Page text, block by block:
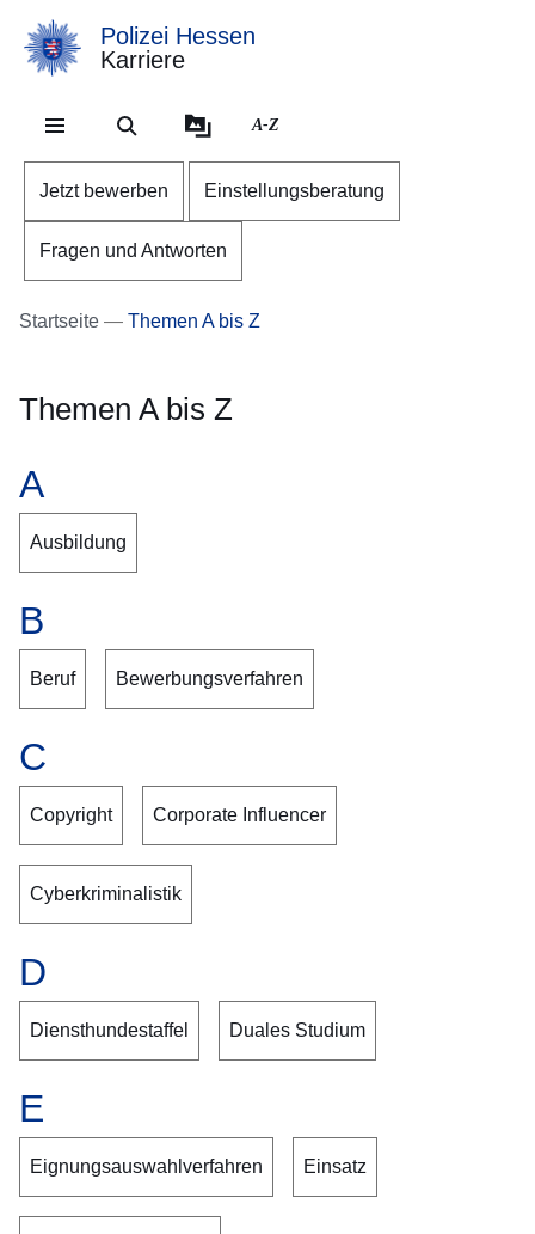
Polizei Hessen
Karriere
A-Z
Jetzt bewerben Einstellungsberatung
Fragen und Antworten
Startseite Themen A bis Z
Themen A bis Z
A
Ausbildung
B
Beruf Bewerbungsverfahren
C
Copyright Corporate Influencer
Cyberkriminalistik
D
Diensthundestaffel Duales Studium
E
Eignungsauswahlverfahren Einsatz